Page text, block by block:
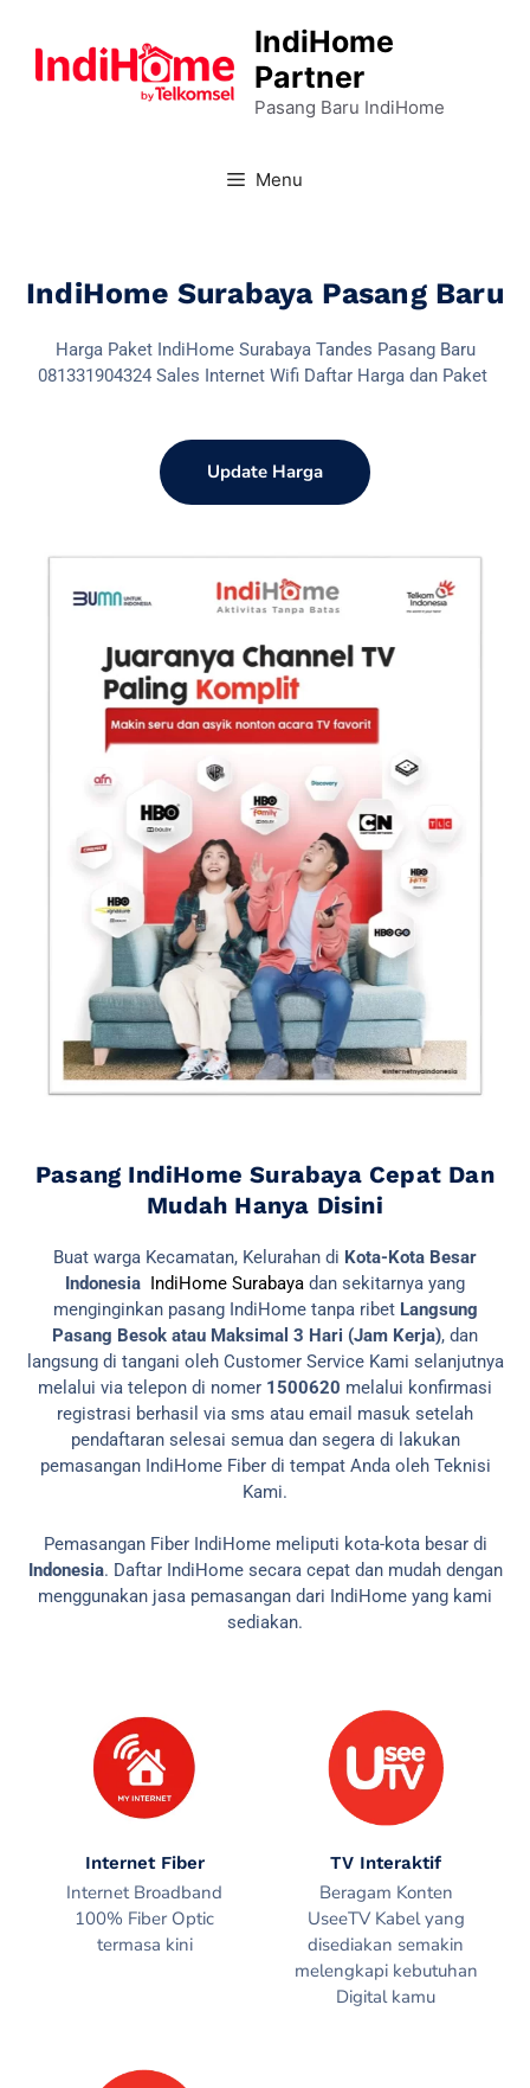
IndiHome
Partner
Pasang Baru IndiHome
Menu
IndiHome Surabaya Pasang Baru
Harga Paket IndiHome Surabaya Tandes Pasang Baru
081331904324 Sales Internet Wifi Daftar Harga dan Paket
Update Harga
Pasang IndiHome Surabaya Cepat Dan
Mudah Hanya Disini
Buat warga Kecamatan, Kelurahan di Kota-Kota Besar
Indonesia IndiHome Surabaya dan sekitarnya yang
menginginkan pasang IndiHome tanpa ribet Langsung
Pasang Besok atau Maksimal 3 Hari (Jam Kerja), dan
langsung di tangani oleh Customer Service Kami selanjutnya
melalui via telepon di nomer 1500620 melalui konfirmasi
registrasi berhasil via sms atau email masuk setelah
pendaftaran selesai semua dan segera di lakukan
pemasangan IndiHome Fiber di tempat Anda oleh Teknisi
Kami.
Pemasangan Fiber IndiHome meliputi kota-kota besar di
Indonesia. Daftar IndiHome secara cepat dan mudah dengan
menggunakan jasa pemasangan dari IndiHome yang kami
sediakan.
Internet Fiber
Internet Broadband
100% Fiber Optic
termasa kini
TV Interaktif
Beragam Konten
UseeTV Kabel yang
disediakan semakin
melengkapi kebutuhan
Digital kamu